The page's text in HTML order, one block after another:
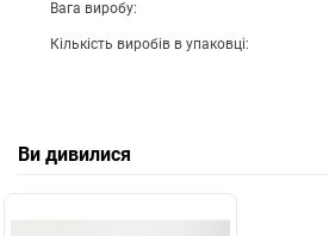
Вага виробу:
Кількість виробів в упаковці:
Ви дивилися